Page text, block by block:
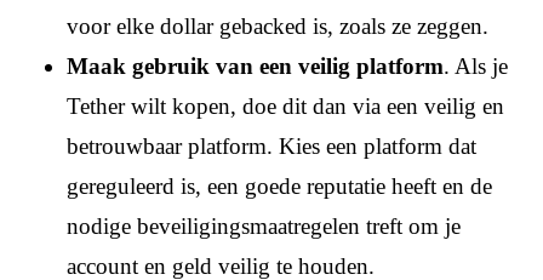
voor elke dollar gebacked is, zoals ze zeggen.
Maak gebruik van een veilig platform. Als je
Tether wilt kopen, doe dit dan via een veilig en
betrouwbaar platform. Kies een platform dat
gereguleerd is, een goede reputatie heeft en de
nodige beveiligingsmaatregelen treft om je
account en geld veilig te houden.